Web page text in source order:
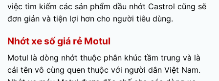
việc tìm kiếm các sản phẩm dầu nhớt Castrol cũng sẽ
đơn giản và tiện lợi hơn cho người tiêu dùng.
Nhớt xe số giá rẻ Motul
Motul là dòng nhớt thuộc phân khúc tầm trung và là
cái tên vô cùng quen thuộc với người dân Việt Nam.